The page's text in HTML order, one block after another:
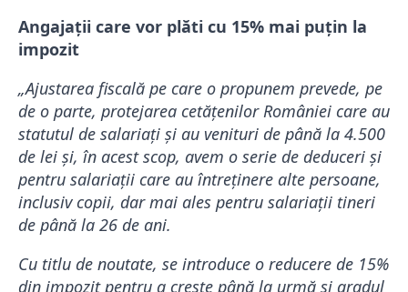
Angajații care vor plăti cu 15% mai puțin la
impozit
„Ajustarea fiscală pe care o propunem prevede, pe
de o parte, protejarea cetățenilor României care au
statutul de salariați și au venituri de până la 4.500
de lei și, în acest scop, avem o serie de deduceri și
pentru salariații care au întreținere alte persoane,
inclusiv copii, dar mai ales pentru salariații tineri
de până la 26 de ani.
Cu titlu de noutate, se introduce o reducere de 15%
din impozit pentru a crește până la urmă și gradul